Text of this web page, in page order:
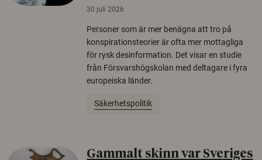
30 juli 2026
Personer som är mer benägna att tro på
konspirationsteorier är ofta mer mottagliga
för rysk desinformation. Det visar en studie
från Försvarshögskolan med deltagare i fyra
europeiska länder.
Säkerhetspolitik
Gammalt skinn var Sveriges